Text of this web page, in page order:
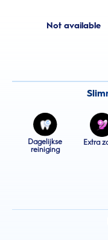
Not available
Dagelijkse
reiniging
Extra